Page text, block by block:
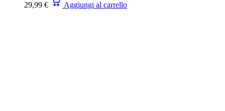
29,99 € Aggiungi al carrello